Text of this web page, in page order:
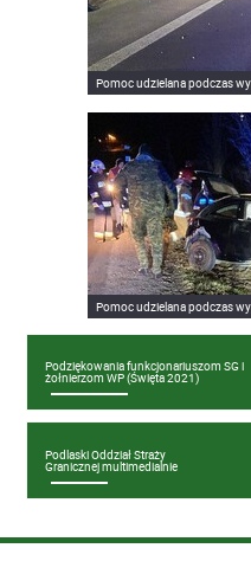
Pomoc udzielana podczas
Pomoc udzielana podczas
Podziękowania funkcjonariuszom SG i
żołnierzom WP (Święta 2021)
Podlaski Oddział Straży
Granicznej multimedialnie